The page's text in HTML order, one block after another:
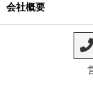
会社概要